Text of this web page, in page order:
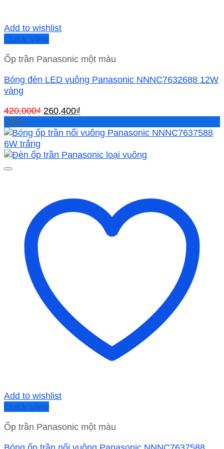
Add to wishlist
Quick View
Ốp trần Panasonic một màu
Bóng đèn LED vuông Panasonic NNNC7632688 12W
vàng
420,000₫ Giá
là:
260,400₫
tại
260,400₫.
-38%
Add to wishlist
Quick View
Ốp trần Panasonic một màu